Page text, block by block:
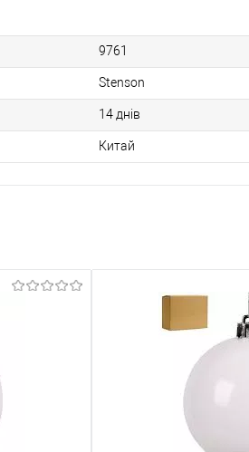
9761
Stenson
14 днів
Китай